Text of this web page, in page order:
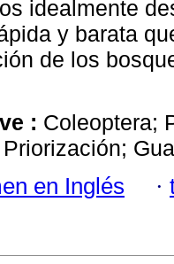
idealmente
y barata
de los
: Coleoptera;
en Inglés ·